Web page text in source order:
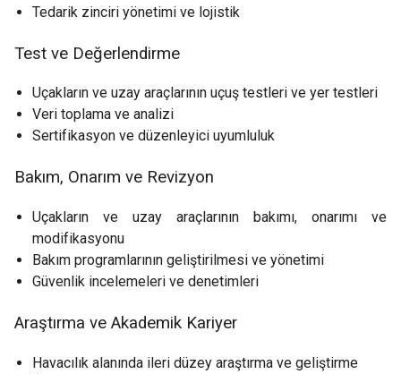
Tedarik zinciri yönetimi ve lojistik
Test ve Değerlendirme
Uçakların ve uzay araçlarının uçuş testleri ve yer testleri
Veri toplama ve analizi
Sertifikasyon ve düzenleyici uyumluluk
Bakım, Onarım ve Revizyon
Uçakların ve uzay araçlarının bakımı, onarımı ve
modifikasyonu
Bakım programlarının geliştirilmesi ve yönetimi
Güvenlik incelemeleri ve denetimleri
Araştırma ve Akademik Kariyer
Havacılık alanında ileri düzey araştırma ve geliştirme